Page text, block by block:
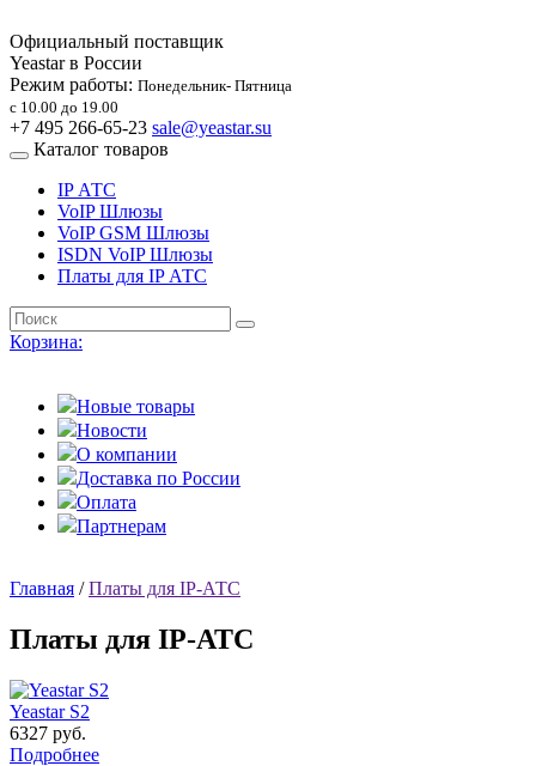
Официальный поставщик
Yeastar в России
Режим работы: Понедельник- Пятница
с 10.00 до 19.00
+7 495 266-65-23 sale@yeastar.su
Каталог товаров
IP АТС
VoIP Шлюзы
VoIP GSM Шлюзы
ISDN VoIP Шлюзы
Платы для IP АТС
Корзина:
Новые товары
Новости
О компании
Доставка по России
Оплата
Партнерам
Главная /Платы для IP-АТС
Платы для IP-АТС
Yeastar S2
6327 руб.
Подробнее